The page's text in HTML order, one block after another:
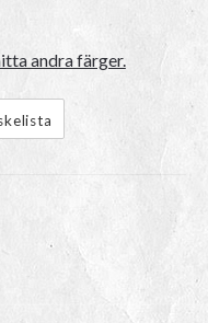
andra färger.